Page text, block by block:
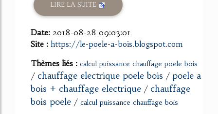
LIRE LA SUITE
Date: 2018-08-28 09:03:01
Site : https://le-poele-a-bois.blogspot.com
Thèmes liés : calcul puissance chauffage poele bois
/ chauffage electrique poele bois / poele a
bois + chauffage electrique / chauffage
bois poele / calcul puissance chauffage bois